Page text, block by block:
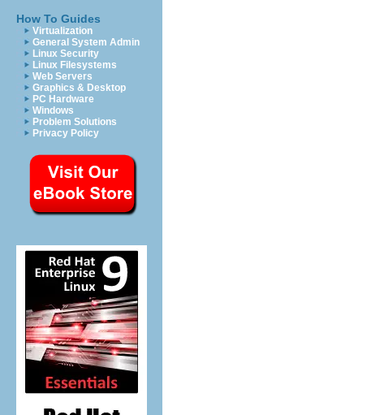
How To Guides
Virtualization
General System Admin
Linux Security
Linux Filesystems
Web Servers
Graphics & Desktop
PC Hardware
Windows
Problem Solutions
Privacy Policy